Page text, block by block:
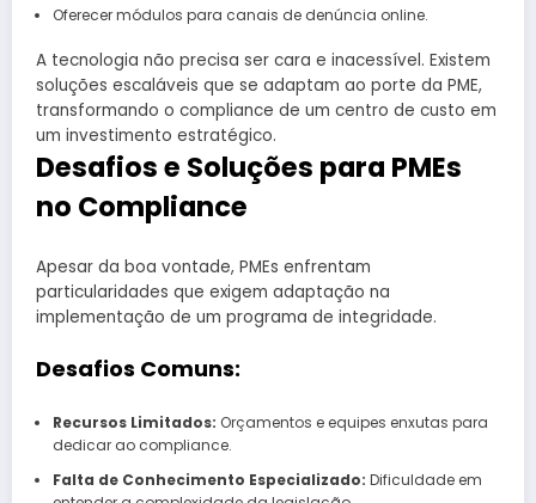
Oferecer módulos para canais de denúncia online.
A tecnologia não precisa ser cara e inacessível. Existem
soluções escaláveis que se adaptam ao porte da PME,
transformando o compliance de um centro de custo em
um investimento estratégico.
Desafios e Soluções para PMEs
no Compliance
Apesar da boa vontade, PMEs enfrentam
particularidades que exigem adaptação na
implementação de um programa de integridade.
Desafios Comuns:
Recursos Limitados: Orçamentos e equipes enxutas para
dedicar ao compliance.
Falta de Conhecimento Especializado: Dificuldade em